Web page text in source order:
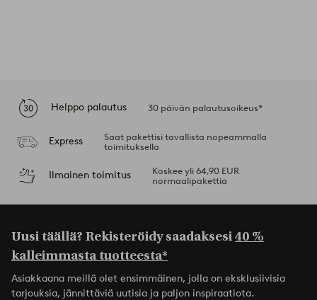
Helppo palautus 30 päivän palautusoikeus*
Express
Saat pakettisi tavallista nopeammalla
toimituksella
Ilmainen toimitus
Koskee yli 64,90 EUR
normaalipakettia
Uusi täällä? Rekisteröidy saadaksesi40 %
kalleimmasta tuotteesta*
Asiakkaana meillä olet ensimmäinen, jolla on eksklusiivisia
tarjouksia, jännittäviä uutisia ja paljon inspiraatiota.